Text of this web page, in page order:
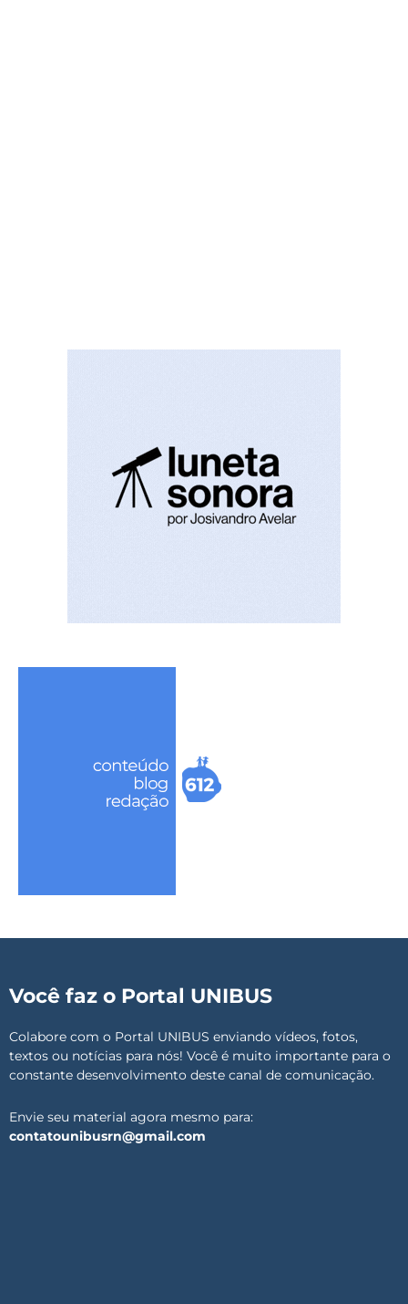
Você faz o Portal UNIBUS
Colabore com o Portal UNIBUS enviando vídeos, fotos,
textos ou notícias para nós! Você é muito importante para o
constante desenvolvimento deste canal de comunicação.
Envie seu material agora mesmo para:
contatounibusrn@gmail.com